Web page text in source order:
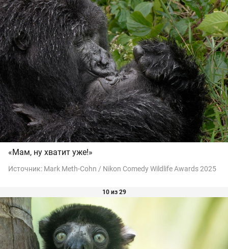
«Мам, ну хватит уже!»
Источник: Mark Meth-Cohn / Nikon Comedy Wildlife Awards 2025
10 из 29